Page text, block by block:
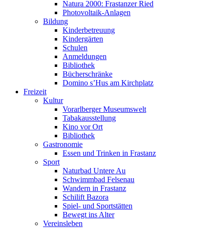
Natura 2000: Frastanzer Ried
Photovoltaik-Anlagen
Bildung
Kinderbetreuung
Kindergärten
Schulen
Anmeldungen
Bibliothek
Bücherschränke
Domino s’Hus am Kirchplatz
Freizeit
Kultur
Vorarlberger Museumswelt
Tabakausstellung
Kino vor Ort
Bibliothek
Gastronomie
Essen und Trinken in Frastanz
Sport
Naturbad Untere Au
Schwimmbad Felsenau
Wandern in Frastanz
Schilift Bazora
Spiel- und Sportstätten
Bewegt ins Alter
Vereinsleben